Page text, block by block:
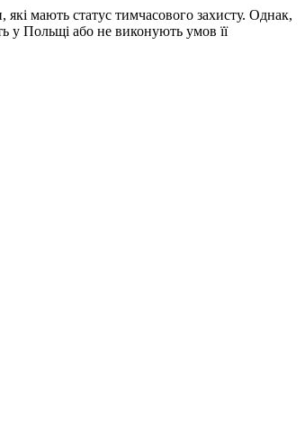
мають статус тимчасового захисту. Однак,
у Польщі або не виконують умов її